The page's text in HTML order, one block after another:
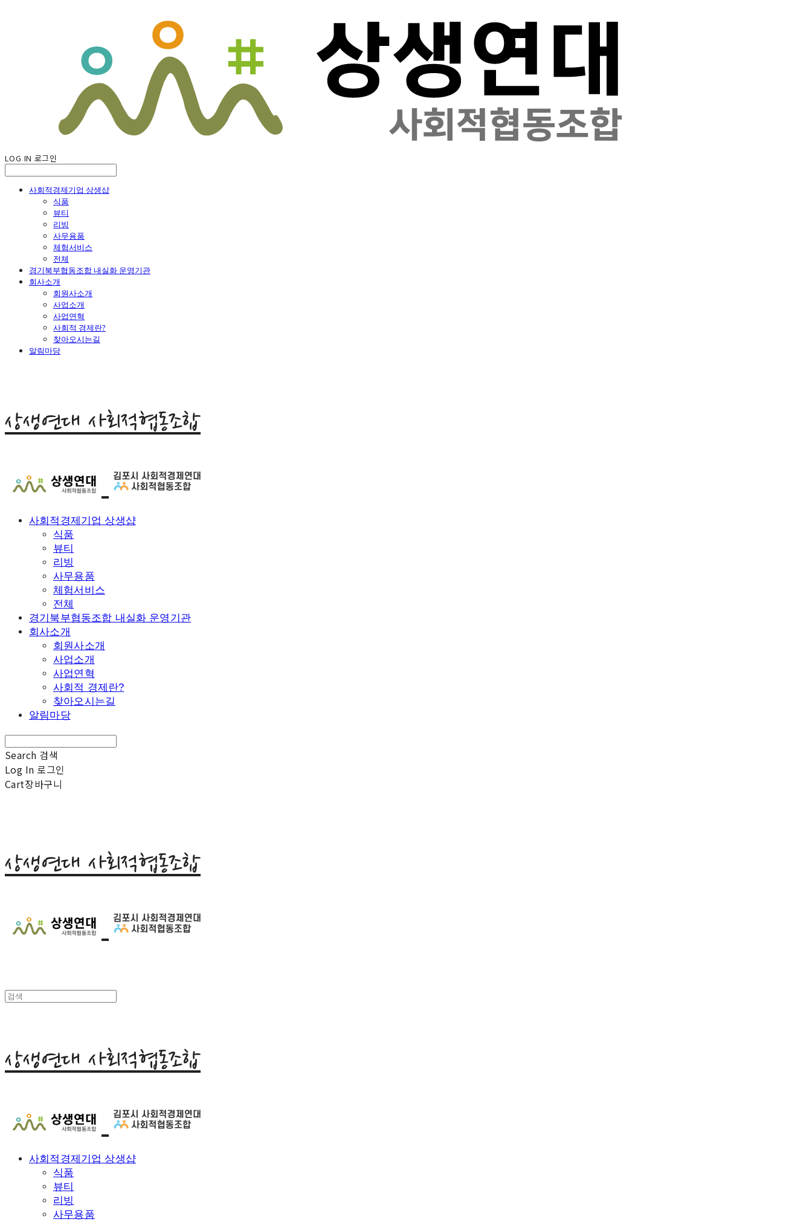
LOG IN 로그인
사회적경제기업 상생샵
식품
뷰티
리빙
사무용품
체험서비스
전체
경기북부협동조합 내실화 운영기관
회사소개
회원사소개
사업소개
사업연혁
사회적 경제란?
찾아오시는길
알림마당
상생연대 사회적협동조합
사회적경제기업 상생샵
식품
뷰티
리빙
사무용품
체험서비스
전체
경기북부협동조합 내실화 운영기관
회사소개
회원사소개
사업소개
사업연혁
사회적 경제란?
찾아오시는길
알림마당
Search 검색
Log In 로그인
Cart장바구니
상생연대 사회적협동조합
상생연대 사회적협동조합
사회적경제기업 상생샵
식품
뷰티
리빙
사무용품